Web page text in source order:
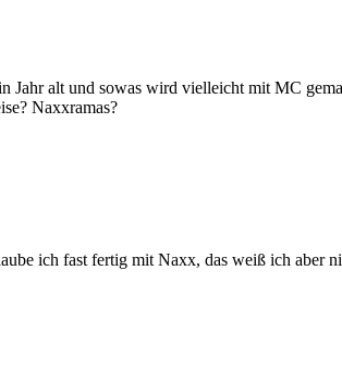
Jahr alt und sowas wird vielleicht mit MC
Naxxramas?
ich fast fertig mit Naxx, das weiß ich aber